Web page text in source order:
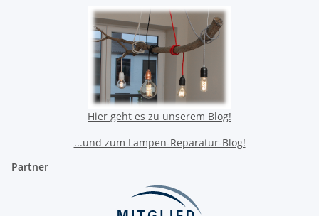
Hier geht es zu unserem Blog!
...und zum Lampen-Reparatur-Blog!
Partner